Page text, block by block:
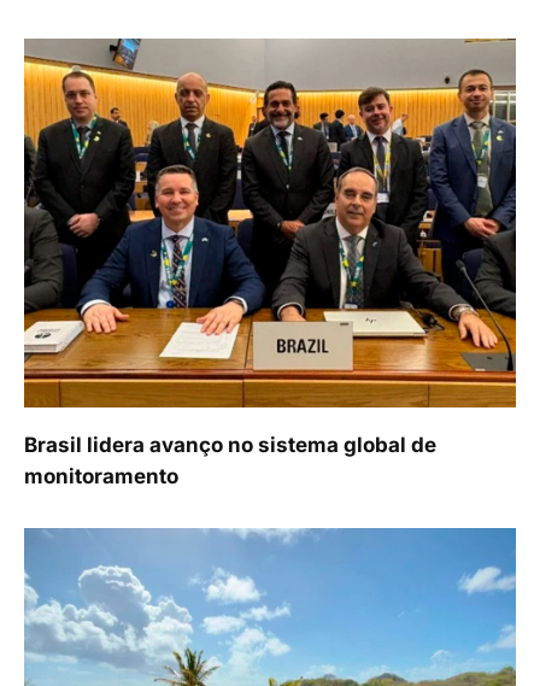
Brasil lidera avanço no sistema global de
monitoramento